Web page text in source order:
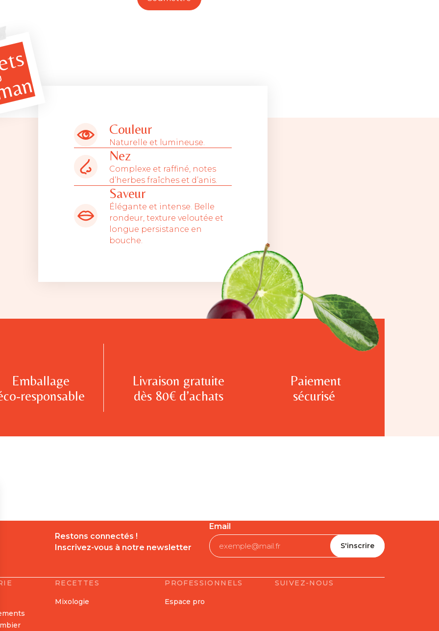
Couleur
Naturelle et lumineuse.
Nez
Complexe et raffiné, notes
d’herbes fraîches et d’anis.
Saveur
Élégante et intense. Belle
rondeur, texture veloutée et
longue persistance en
bouche.
Emballage
responsable
Livraison gratuite
dès 80€ d’achats
Paiement
sécurisé
Restons connectés !
Inscrivez-vous à notre newsletter
Email
RECETTES
Mixologie
PROFESSIONNELS
Espace pro
SUIVEZ-NOUS